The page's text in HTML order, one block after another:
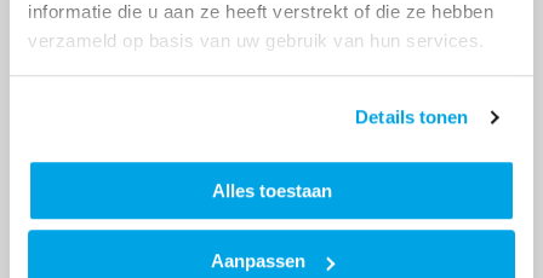
informatie die u aan ze heeft verstrekt of die ze hebben
verzameld op basis van uw gebruik van hun services.
Details tonen
Alles toestaan
Aanpassen
Hulp bij het invullen van een aanvraagformulier
voor 'Zelf klussen'.
Groningen
Midden-Groningen